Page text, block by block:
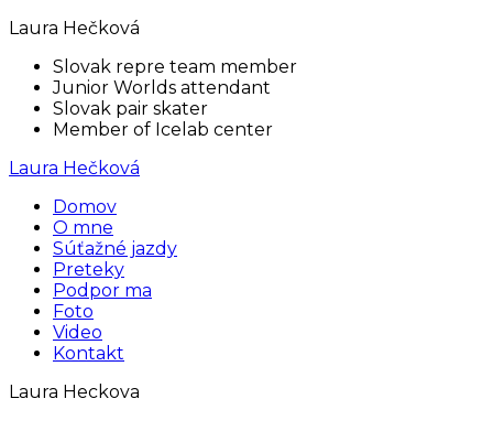
Laura Hečková
Slovak repre team member
Junior Worlds attendant
Slovak pair skater
Member of Icelab center
Laura Hečková
Domov
O mne
Súťažné jazdy
Preteky
Podpor ma
Foto
Video
Kontakt
Laura Heckova